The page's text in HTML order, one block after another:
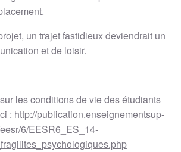
un trajet fastidieux deviendrait un
et de loisir.
les conditions de vie des étudiants
: http://publication.enseignementsup-
6/EESR6_ES_14-